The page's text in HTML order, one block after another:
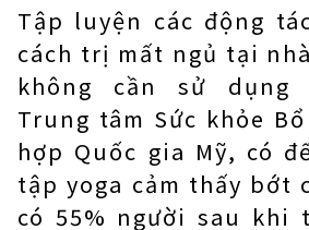
Tập luyện các động
cách trị mất ngủ tại
không cần sử dụng
Trung tâm Sức khỏe
hợp Quốc gia Mỹ, có
tập yoga cảm thấy bớt
có 55% người sau khi